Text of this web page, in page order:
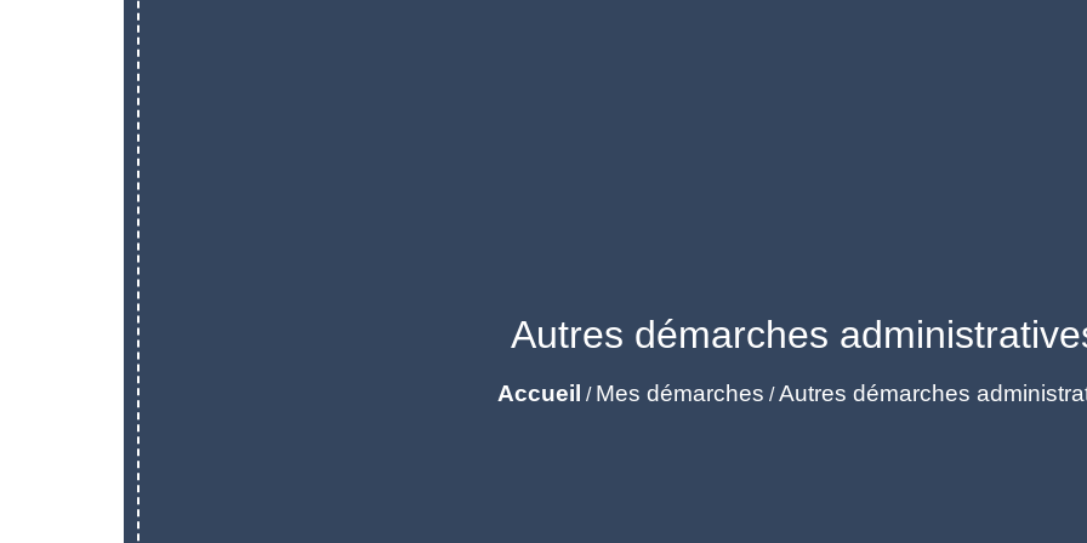
Autres démarches
Accueil / Mes démarches /Autres démarches